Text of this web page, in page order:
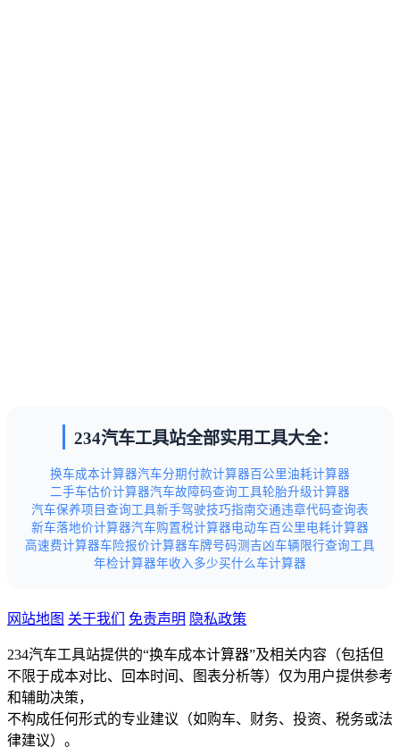
234汽车工具站全部实用工具大全：
换车成本计算器汽车分期付款计算器 百公里油耗计算器
二手车估价计算器汽车故障码查询工具轮胎升级计算器
汽车保养项目查询工具新手驾驶技巧指南交通违章代码查询表
新车落地价计算器汽车购置税计算器电动车百公里电耗计算器
高速费计算器车险报价计算器车牌号码测吉凶车辆限行查询工具
年检计算器年收入多少买什么车计算器
网站地图 关于我们 免责声明 隐私政策
234汽车工具站提供的“换车成本计算器”及相关内容（包括但
不限于成本对比、回本时间、图表分析等）仅为用户提供参考
和辅助决策，
不构成任何形式的专业建议（如购车、财务、投资、税务或法
律建议）。